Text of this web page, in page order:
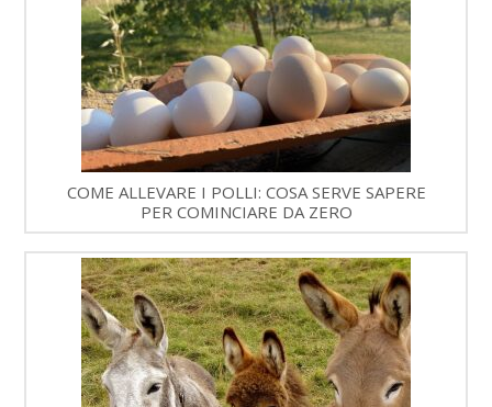
COME ALLEVARE I POLLI: COSA SERVE SAPERE
PER COMINCIARE DA ZERO